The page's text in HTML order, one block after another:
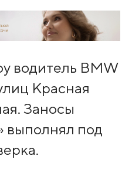
водитель BMW
Красная
Заносы
выполнял под